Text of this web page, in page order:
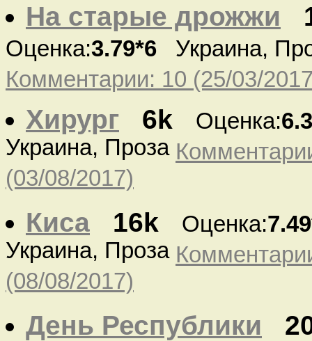
На старые дрожжи
Оценка:3.79*6 Украина,
Комментарии: 10 (25/03/
Хирург 6k Оценка:
Украина, Проза
(03/08/2017)
Киса
16k Оценка:
Украина, Проза
(08/08/2017)
День Республики